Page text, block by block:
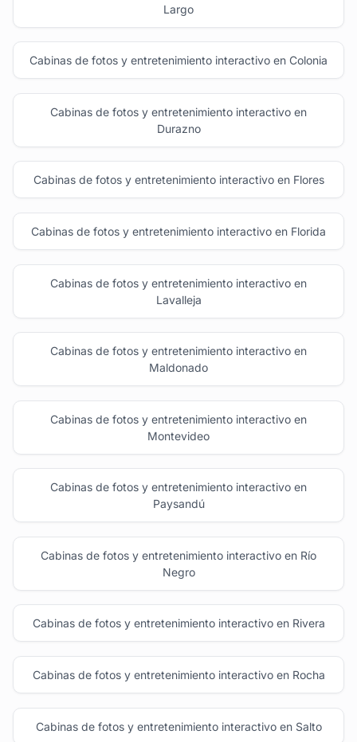
Largo
Cabinas de fotos y entretenimiento interactivo en Colonia
Cabinas de fotos y entretenimiento interactivo en
Durazno
Cabinas de fotos y entretenimiento interactivo en Flores
Cabinas de fotos y entretenimiento interactivo en Florida
Cabinas de fotos y entretenimiento interactivo en
Lavalleja
Cabinas de fotos y entretenimiento interactivo en
Maldonado
Cabinas de fotos y entretenimiento interactivo en
Montevideo
Cabinas de fotos y entretenimiento interactivo en
Paysandú
Cabinas de fotos y entretenimiento interactivo en Río
Negro
Cabinas de fotos y entretenimiento interactivo en Rivera
Cabinas de fotos y entretenimiento interactivo en Rocha
Cabinas de fotos y entretenimiento interactivo en Salto